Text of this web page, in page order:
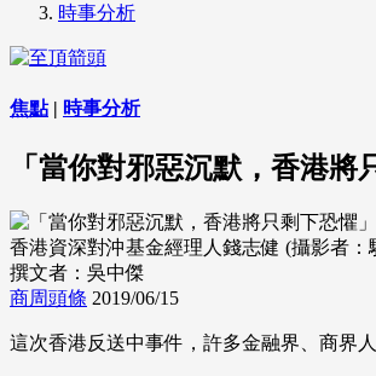
時事分析
焦點| 時事分析
「當你對邪惡沉默，香港
香港資深對沖基金經理人錢志健 (攝影者：
撰文者：吳中傑
商周頭條 2019/06/15
這次香港反送中事件，許多金融界、商界